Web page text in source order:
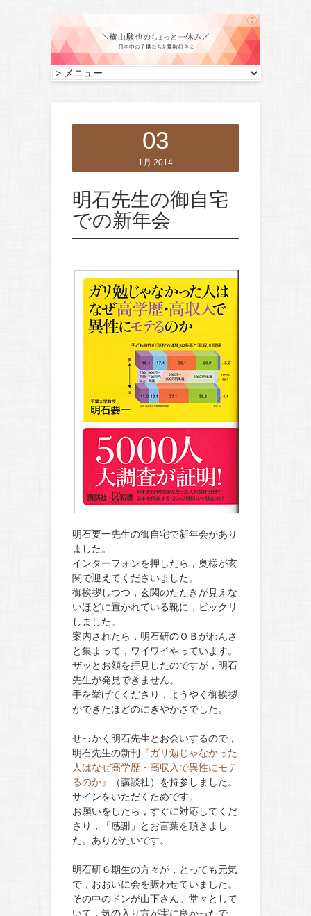
03
1月 2014
明石先生の御自宅
での新年会
明石要一先生の御自宅で新年会があり
ました。
インターフォンを押したら，奥様が玄
関で迎えてくださいました。
御挨拶しつつ，玄関のたたきが見えな
いほどに置かれている靴に，ビックリ
しました。
案内されたら，明石研のＯＢがわんさ
と集まって，ワイワイやっています。
ザッとお顔を拝見したのですが，明石
先生が発見できません。
手を挙げてくださり，ようやく御挨拶
ができたほどのにぎやかさでした。
せっかく明石先生とお会いするので，
明石先生の新刊
『ガリ勉じゃなかった
人はなぜ高学歴・高収入で異性にモテ
るのか』
（講談社）を持参しました。
サインをいただくためです。
お願いをしたら，すぐに対応してくだ
さり，「感謝」とお言葉を頂きまし
た。ありがたいです。
明石研６期生の方々が，とっても元気
で，おおいに会を賑わせていました。
その中のドンが山下さん。堂々として
いて，気の入り方が実に良かったで